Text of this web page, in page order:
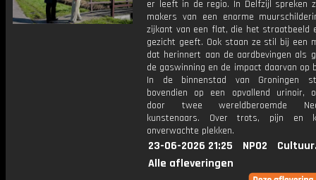
er leeft in de regio. In Delfzijl spreken
makers van een enorme
zijkant van een flat, die het straatbeeld
gezicht geeft. Ook staan ze stil bij een
dat herinnert aan de aardbevingen als
de gaswinning en de impact daarvan op
In de binnenstad van Groningen
bovendien op een opvallend urinoir,
door twee wereldberoemde
kunstenaars. Over trots, pijn en
onverwachte plekken.
23-06-2026 21:25 NPO2
Alle afleveringen